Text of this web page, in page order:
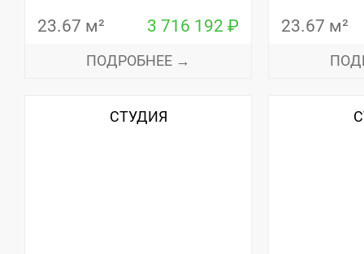
23.67 м² 3 716 192 ₽
ПОДРОБНЕЕ →
23.67 м²
СТУДИЯ